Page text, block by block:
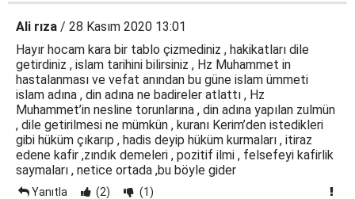
Ali rıza / 28 Kasım 2020 13:01
Hayır hocam kara bir tablo çizmediniz , hakikatları dile
getirdiniz , islam tarihini bilirsiniz , Hz Muhammet in
hastalanması ve vefat anından bu güne islam ümmeti
islam adına , din adına ne badireler atlattı , Hz
Muhammet’in nesline torunlarına , din adına yapılan zulmün
, dile getirilmesi ne mümkün , kuranı Kerim’den istedikleri
gibi hüküm çıkarıp , hadis deyip hüküm kurmaları , itiraz
edene kafir ,zındık demeleri , pozitif ilmi , felsefeyi kafirlik
saymaları , netice ortada ,bu böyle gider
Yanıtla (2) (1)